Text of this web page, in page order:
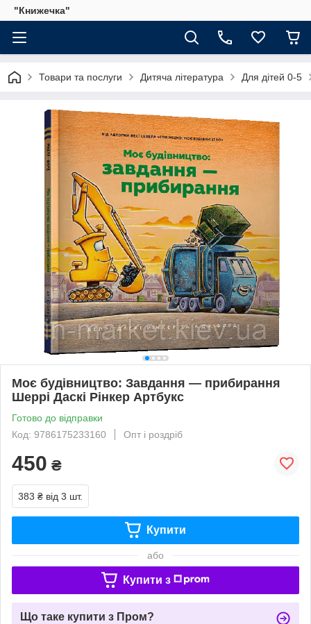
"Книжечка"
Товари та послуги Дитяча література Для дітей 0-5
Моє будівництво: Завдання — прибирання
Шеррі Даскі Рінкер Артбукс
Готово до відправки
Код: 9786175233160
Опт і роздріб
450 ₴
383 ₴ від 3 шт.
Купити
або
Купити з
Що таке купити з Пром?